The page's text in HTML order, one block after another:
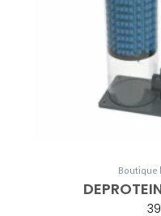
Boutique